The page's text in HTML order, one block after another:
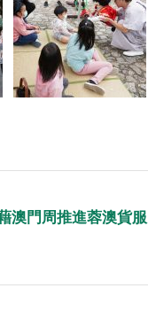
澳門周推進蓉澳貨服